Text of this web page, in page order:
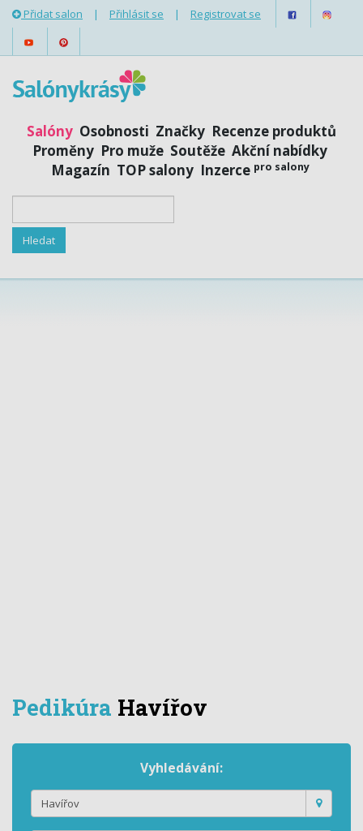
Přidat salon | Přihlásit se | Registrovat se
Salóny Osobnosti Značky Recenze produktů
Proměny Pro muže Soutěže Akční nabídky
Magazín TOP salony Inzerce pro salony
Pedikúra Havířov
Vyhledávání: